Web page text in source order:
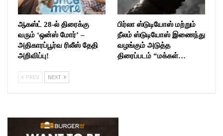
ஆகஸ்ட் 28-ல் திரைக்கு
வரும் ‘ஒன்ஸ் மோர்’ –
அதிகாரப்பூர்வ ரிலீஸ் தேதி
அறிவிப்பு!
பிர்லா ஸ்டுடியோஸ் மற்றும்
நீலம் ஸ்டுடியோஸ் இணைந்து
வழங்கும் அடுத்த
திரைப்படம் “மக்கள்…
PREV NEXT